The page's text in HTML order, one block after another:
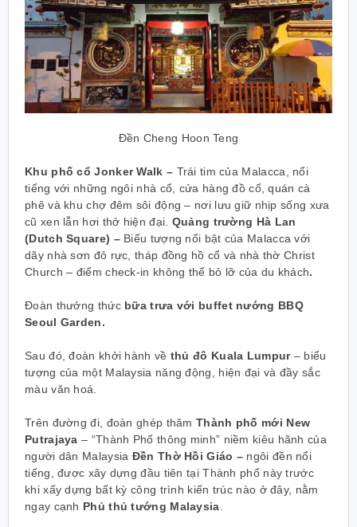
Đền Cheng Hoon Teng
Khu phố cổ Jonker Walk – Trái tim của Malacca, nổi
tiếng với những ngôi nhà cổ, cửa hàng đồ cổ, quán cà
phê và khu chợ đêm sôi động – nơi lưu giữ nhịp sống xưa
cũ xen lẫn hơi thở hiện đại. Quảng trường Hà Lan
(Dutch Square) – Biểu tượng nổi bật của Malacca với
dãy nhà sơn đỏ rực, tháp đồng hồ cổ và nhà thờ Christ
Church – điểm check-in không thể bỏ lỡ của du khách.
Đoàn thưởng thức bữa trưa với buffet nướng BBQ
Seoul Garden.
Sau đó, đoàn khởi hành về thủ đô Kuala Lumpur – biểu
tượng của một Malaysia năng động, hiện đại và đầy sắc
màu văn hoá.
Trên đường đi, đoàn ghép thăm Thành phố mới New
Putrajaya – “Thành Phố thông minh” niềm kiêu hãnh của
người dân Malaysia Đền Thờ Hồi Giáo – ngôi đền nổi
tiếng, được xây dựng đầu tiên tại Thành phố này trước
khi xấy dựng bất kỳ công trình kiến trúc nào ở đây, nằm
ngay cạnh Phủ thủ tướng Malaysia